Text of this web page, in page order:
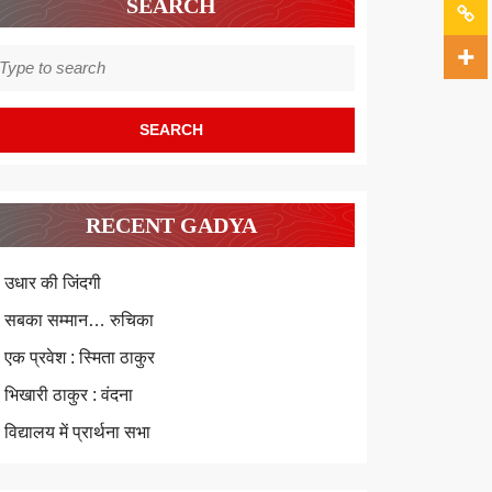
SEARCH
RECENT GADYA
उधार की जिंदगी
सबका सम्मान… रुचिका
एक प्रवेश : स्मिता ठाकुर
भिखारी ठाकुर : वंदना
विद्यालय में प्रार्थना सभा